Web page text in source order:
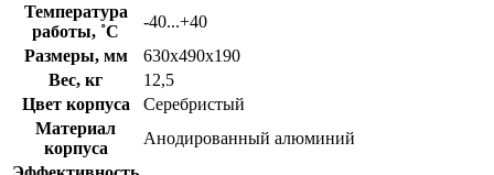
Температура
работы, ˚С
-40...+40
Размеры, мм
630х490х190
Вес, кг
12,5
Цвет корпуса
Серебристый
Материал
корпуса
Анодированный алюминий